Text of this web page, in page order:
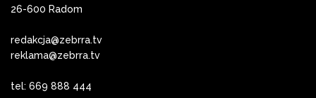
26-600 Radom
redakcja@zebrra.tv
reklama@zebrra.tv
tel: 669 888 444